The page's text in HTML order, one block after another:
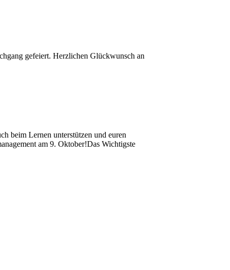
gefeiert. Herzlichen Glückwunsch an
beim Lernen unterstützen und euren
am 9. Oktober!Das Wichtigste